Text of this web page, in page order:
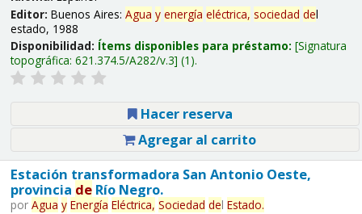
Editor: Buenos Aires: Agua y energía eléctrica, sociedad del
estado, 1988
Disponibilidad: Ítems disponibles para préstamo: Signatura
topográfica: 621.374.5/A282/v.3 (1).
Hacer reserva
Agregar al carrito
Estación transformadora San Antonio Oeste,
provincia deRío Negro.
por Agua y Energía Eléctrica, Sociedad del Estado.